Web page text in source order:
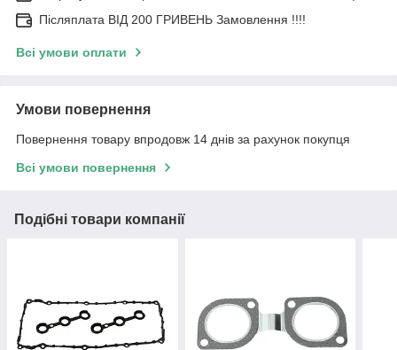
Післяплата ВІД 200 ГРИВЕНЬ Замовлення !!!!
Всі умови оплати
Умови повернення
Повернення товару впродовж 14 днів за рахунок покупця
Всі умови повернення
Подібні товари компанії